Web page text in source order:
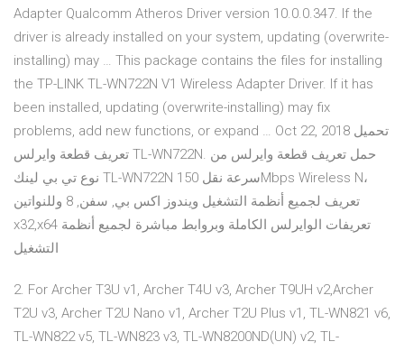
Adapter Qualcomm Atheros Driver version 10.0.0.347. If the
driver is already installed on your system, updating (overwrite-
installing) may … This package contains the files for installing
the TP-LINK TL-WN722N V1 Wireless Adapter Driver. If it has
been installed, updating (overwrite-installing) may fix
problems, add new functions, or expand … Oct 22, 2018 تحميل
تعريف قطعة وايرلس TL-WN722N. حمل تعريف قطعة وايرلس من
نوع تي بي لينك TL-WN722N سرعة نقل 150Mbps Wireless N،
تعريف لجميع أنظمة التشغيل ويندوز اكس بي, سفن, 8 وللنواتين
x32,x64 تعريفات الوايرلس الكاملة وبروابط مباشرة لجميع أنظمة
التشغيل
2. For Archer T3U v1, Archer T4U v3, Archer T9UH v2,Archer
T2U v3, Archer T2U Nano v1, Archer T2U Plus v1, TL-WN821 v6,
TL-WN822 v5, TL-WN823 v3, TL-WN8200ND(UN) v2, TL-